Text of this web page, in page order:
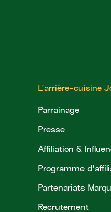
L'arrière-cuisine
Parrainage
Presse
Affiliation &
Programme
Partenariats
Recrutement